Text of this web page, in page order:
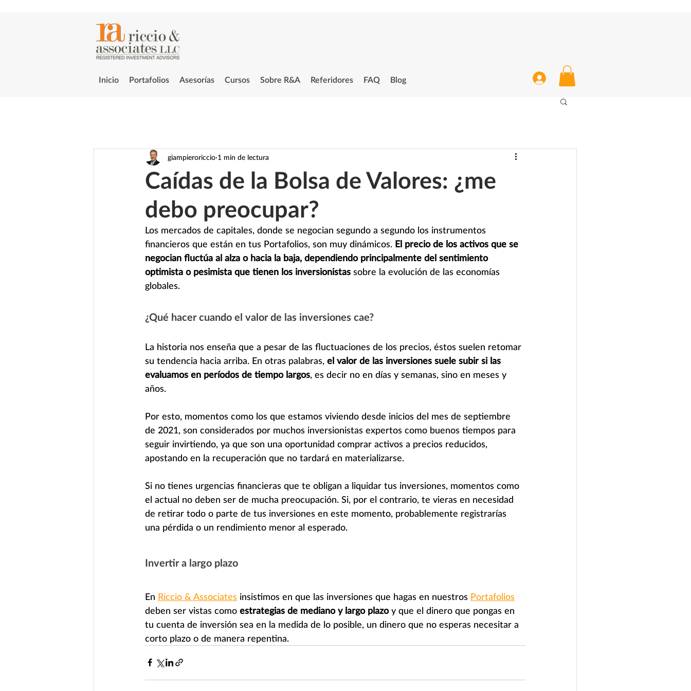
Inicio Portafolios Asesorías Cursos Sobre R&A Referidores FAQ Blog
Caídas de la Bolsa de Valores: ¿me
debo preocupar?
giampieroriccio 1 min de lectura
Los mercados de capitales, donde se negocian segundo a segundo los instrumentos
financieros que están en tus Portafolios, son muy dinámicos. El precio de los activos que se
negocian fluctúa al alza o hacia la baja, dependiendo principalmente del sentimiento
optimista o pesimista que tienen los inversionistas sobre la evolución de las economías
globales.
¿Qué hacer cuando el valor de las inversiones cae?
La historia nos enseña que a pesar de las fluctuaciones de los precios, éstos suelen retomar
su tendencia hacia arriba. En otras palabras, el valor de las inversiones suele subir si las
evaluamos en períodos de tiempo largos, es decir no en días y semanas, sino en meses y
años.
Por esto, momentos como los que estamos viviendo desde inicios del mes de septiembre
de 2021, son considerados por muchos inversionistas expertos como buenos tiempos para
seguir invirtiendo, ya que son una oportunidad comprar activos a precios reducidos,
apostando en la recuperación que no tardará en materializarse.
Si no tienes urgencias financieras que te obligan a liquidar tus inversiones, momentos como
el actual no deben ser de mucha preocupación. Si, por el contrario, te vieras en necesidad
de retirar todo o parte de tus inversiones en este momento, probablemente registrarías
una pérdida o un rendimiento menor al esperado.
Invertir a largo plazo
En Riccio & Associates insistimos en que las inversiones que hagas en nuestros Portafolios
deben ser vistas como estrategias de mediano y largo plazo y que el dinero que pongas en
tu cuenta de inversión sea en la medida de lo posible, un dinero que no esperas necesitar a
corto plazo o de manera repentina.